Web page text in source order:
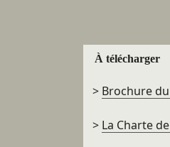
À télécharger
> Brochure
> La Charte